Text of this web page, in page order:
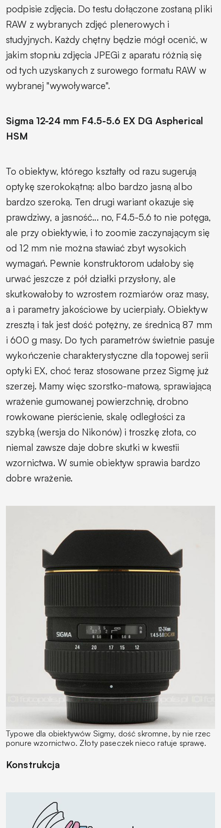
podpisie zdjęcia. Do testu dołączone zostaną pliki
RAW z wybranych zdjęć plenerowych i
studyjnych. Każdy chętny będzie mógł ocenić, w
jakim stopniu zdjęcia JPEGi z aparatu różnią się
od tych uzyskanych z surowego formatu RAW w
wybranej "wywoływarce".
Sigma 12-24 mm F4.5-5.6 EX DG Aspherical
HSM
To obiektyw, którego kształty od razu sugerują
optykę szerokokątną: albo bardzo jasną albo
bardzo szeroką. Ten drugi wariant okazuje się
prawdziwy, a jasność... no, F4.5-5.6 to nie potęga,
ale przy obiektywie, i to zoomie zaczynającym się
od 12 mm nie można stawiać zbyt wysokich
wymagań. Pewnie konstruktorom udałoby się
urwać jeszcze z pół działki przysłony, ale
skutkowałoby to wzrostem rozmiarów oraz masy,
a i parametry jakościowe by ucierpiały. Obiektyw
zresztą i tak jest dość potężny, ze średnicą 87 mm
i 600 g masy. Do tych parametrów świetnie pasuje
wykończenie charakterystyczne dla topowej serii
optyki EX, choć teraz stosowane przez Sigmę już
szerzej. Mamy więc szorstko-matową, sprawiającą
wrażenie gumowanej powierzchnię, drobno
rowkowane pierścienie, skalę odległości za
szybką (wersja do Nikonów) i troszkę złota, co
niemal zawsze daje dobre skutki w kwestii
wzornictwa. W sumie obiektyw sprawia bardzo
dobre wrażenie.
Typowe dla obiektywów Sigmy, dość skromne, by nie rzec
ponure wzornictwo. Złoty paseczek nieco ratuje sprawę.
Konstrukcja